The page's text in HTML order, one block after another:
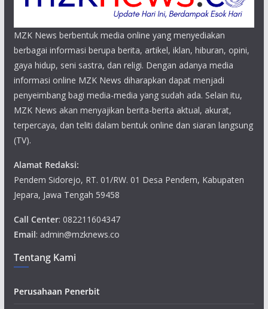
MZK News berbentuk media online yang menyediakan
berbagai informasi berupa berita, artikel, iklan, hiburan, opini,
gaya hidup, seni sastra, dan religi. Dengan adanya media
informasi online MZK News diharapkan dapat menjadi
penyeimbang bagi media-media yang sudah ada. Selain itu,
MZK News akan menyajikan berita-berita aktual, akurat,
terpercaya, dan teliti dalam bentuk online dan siaran langsung
(TV).
Alamat Redaksi:
Pendem Sidorejo, RT. 01/RW. 01 Desa Pendem, Kabupaten
Jepara, Jawa Tengah 59458
Call Center: 082211604347
Email: admin@mzknews.co
Tentang Kami
Perusahaan Penerbit